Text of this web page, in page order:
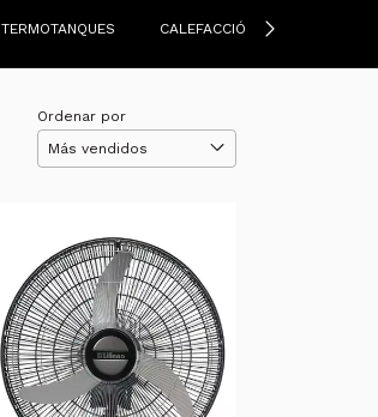
TERMOTANQUES CALEFACCIÓN
Ordenar por